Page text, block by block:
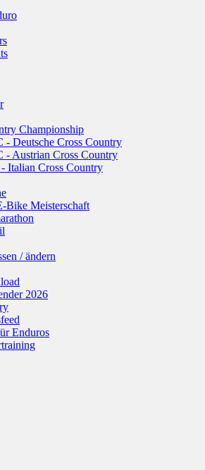
Championship
- Deutsche Cross Country
- Austrian Cross Country
Italian Cross Country
Bike Meisterschaft
/ ändern
2026
Enduros